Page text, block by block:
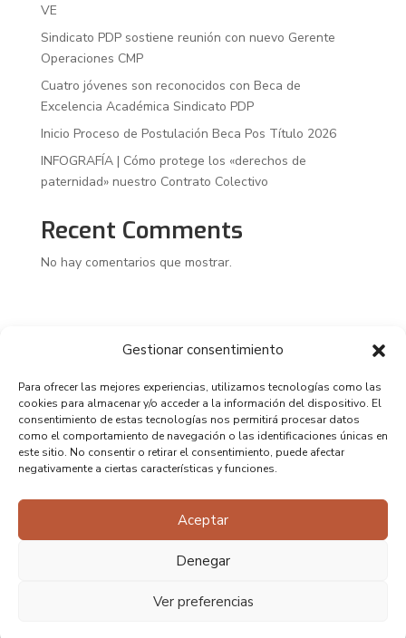
Gestionar consentimiento
Para ofrecer las mejores experiencias, utilizamos tecnologías como las
cookies para almacenar y/o acceder a la información del dispositivo. El
consentimiento de estas tecnologías nos permitirá procesar datos
como el comportamiento de navegación o las identificaciones únicas en
este sitio. No consentir o retirar el consentimiento, puede afectar
negativamente a ciertas características y funciones.
Aceptar
Denegar
Ver preferencias
VE
Sindicato PDP sostiene reunión con nuevo Gerente
Operaciones CMP
Cuatro jóvenes son reconocidos con Beca de
Excelencia Académica Sindicato PDP
Inicio Proceso de Postulación Beca Pos Título 2026
INFOGRAFÍA | Cómo protege los «derechos de
paternidad» nuestro Contrato Colectivo
Recent Comments
No hay comentarios que mostrar.
Copyright 2025 – Diseño realizado por Perro Negro